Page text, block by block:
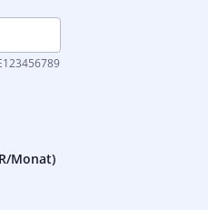
/Monat)